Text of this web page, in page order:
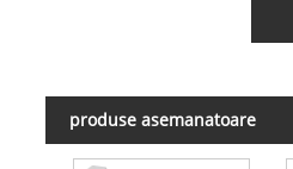
produse asemanatoare